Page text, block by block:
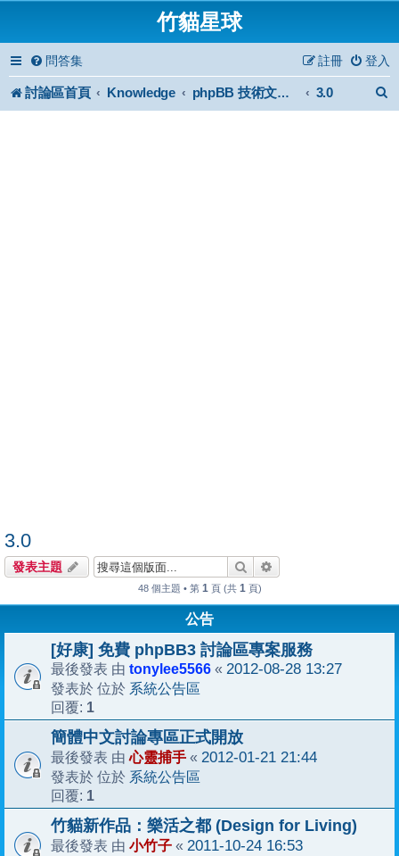
竹貓星球
問答集 登入
註冊
討論區首頁 Knowledge phpBB 技術文件與知識庫 3.0
3.0
發表主題 搜尋
48 個主題 • 第 1 頁 (共 1 頁)
公告
[好康] 免費 phpBB3 討論區專案服務
最後發表 由 tonylee5566 « 2012-08-28 13:27
發表於 位於 系統公告區
回覆: 1
簡體中文討論專區正式開放
最後發表 由心靈捕手 « 2012-01-21 21:44
發表於 位於 系統公告區
回覆: 1
竹貓新作品：樂活之都 (Design for Living)
最後發表 由 小竹子 « 2011-10-24 16:53